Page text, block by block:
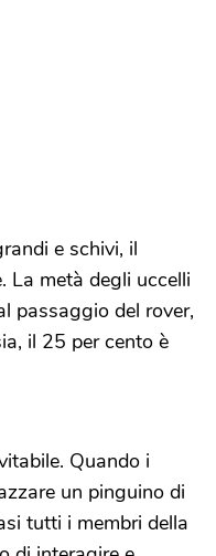
e schivi, il
La metà degli uccelli
passaggio del rover,
il 25 per cento è
Quando i
un pinguino di
tutti i membri della